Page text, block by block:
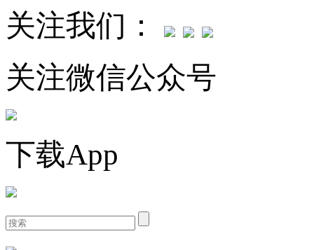
关注我们：
关注微信公众号
下载App